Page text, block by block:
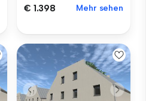
€ 1.398 Mehr sehen